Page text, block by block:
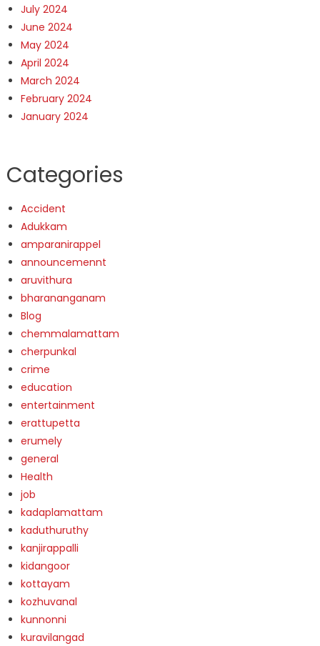
July 2024
June 2024
May 2024
April 2024
March 2024
February 2024
January 2024
Categories
Accident
Adukkam
amparanirappel
announcemennt
aruvithura
bharananganam
Blog
chemmalamattam
cherpunkal
crime
education
entertainment
erattupetta
erumely
general
Health
job
kadaplamattam
kaduthuruthy
kanjirappalli
kidangoor
kottayam
kozhuvanal
kunnonni
kuravilangad